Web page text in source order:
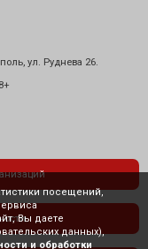
ул. Руднева 26.
посещений,
Вы даете
данных),
и обработки